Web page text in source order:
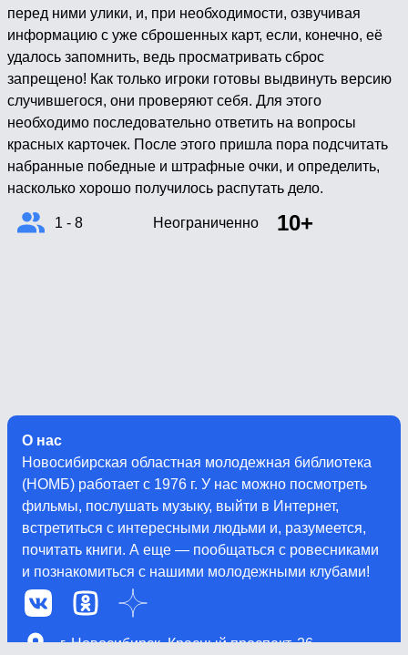
перед ними улики, и, при необходимости, озвучивая
информацию с уже сброшенных карт, если, конечно, её
удалось запомнить, ведь просматривать сброс
запрещено! Как только игроки готовы выдвинуть версию
случившегося, они проверяют себя. Для этого
необходимо последовательно ответить на вопросы
красных карточек. После этого пришла пора подсчитать
набранные победные и штрафные очки, и определить,
насколько хорошо получилось распутать дело.
1 - 8 Неограниченно 10+
г. Новосибирск, Красный проспект, 26
О нас
Новосибирская областная молодежная библиотека
(НОМБ) работает с 1976 г. У нас можно посмотреть
фильмы, послушать музыку, выйти в Интернет,
встретиться с интересными людьми и, разумеется,
почитать книги. А еще — пообщаться с ровесниками
и познакомиться с нашими молодежными клубами!